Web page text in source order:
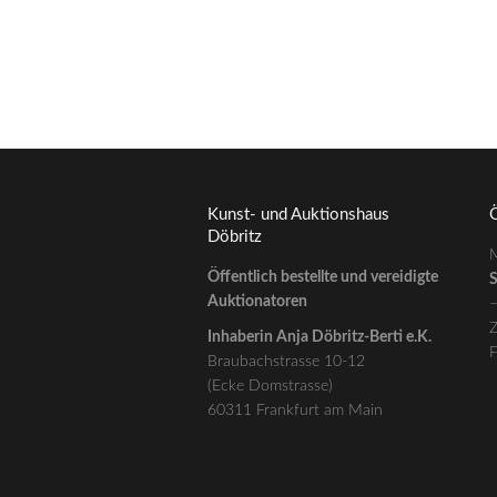
Kunst- und Auktionshaus
Döbritz
Öffentlich bestellte und vereidigte
Auktionatoren
Inhaberin Anja Döbritz-Berti e.K.
Braubachstrasse 10-12
(Ecke Domstrasse)
60311 Frankfurt am Main
–